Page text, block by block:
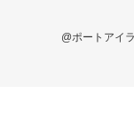
@ポートアイ